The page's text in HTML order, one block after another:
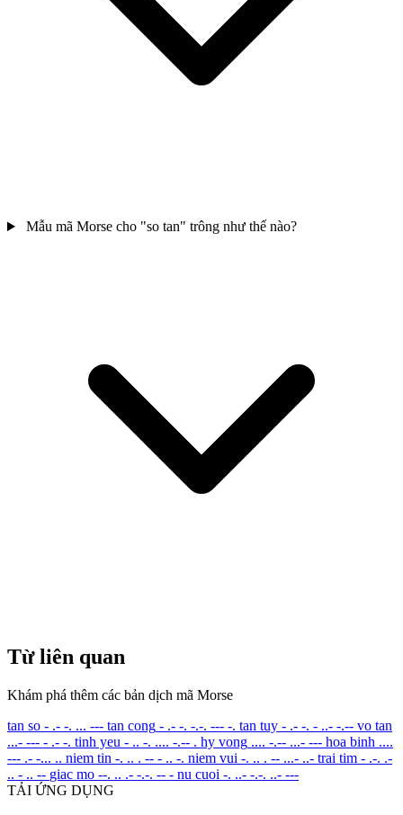
Mẫu mã Morse cho "so tan" trông như thế nào?
Từ liên quan
Khám phá thêm các bản dịch mã Morse
tan so - .- -. ... --- tan cong - .- -. -.-. --- -. tan tuy - .- -. - ..- -.-- vo tan
...- --- - .- -. tinh yeu - .. -. .... -.-- . hy vong .... -.-- ...- --- hoa binh ....
--- .- -... .. niem tin -. .. . -- - .. -. niem vui -. .. . -- ...- ..- trai tim - .-. .-
.. - .. -- giac mo --. .. .- -.-. -- - nu cuoi -. ..- -.-. ..- ---
TẢI ỨNG DỤNG